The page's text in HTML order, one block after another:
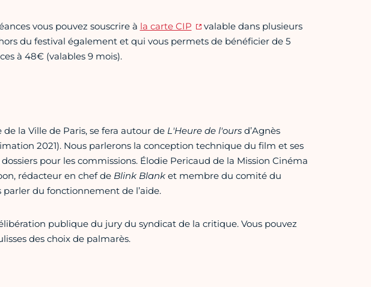
vous pouvez souscrire à la carte CIP
valable dans plusieurs
du festival également et qui vous permets de bénéficier de 5
à 48€ (valables 9 mois).
la Ville de Paris, se fera autour de L'Heure de l'oursd’Agnès
2021). Nous parlerons la conception technique du film et ses
pour les commissions. Élodie Pericaud de la Mission Cinéma
rédacteur en chef de Blink Blank et membre du comité du
du fonctionnement de l’aide.
publique du jury du syndicat de la critique. Vous pouvez
des choix de palmarès.